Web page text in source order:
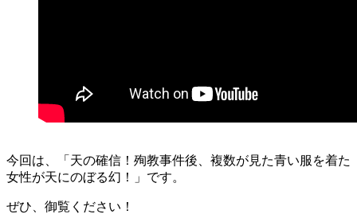
今回は、「天の確信！殉教事件後、複数が見た青い服を着た
女性が天にのぼる幻！」です。
ぜひ、御覧ください！